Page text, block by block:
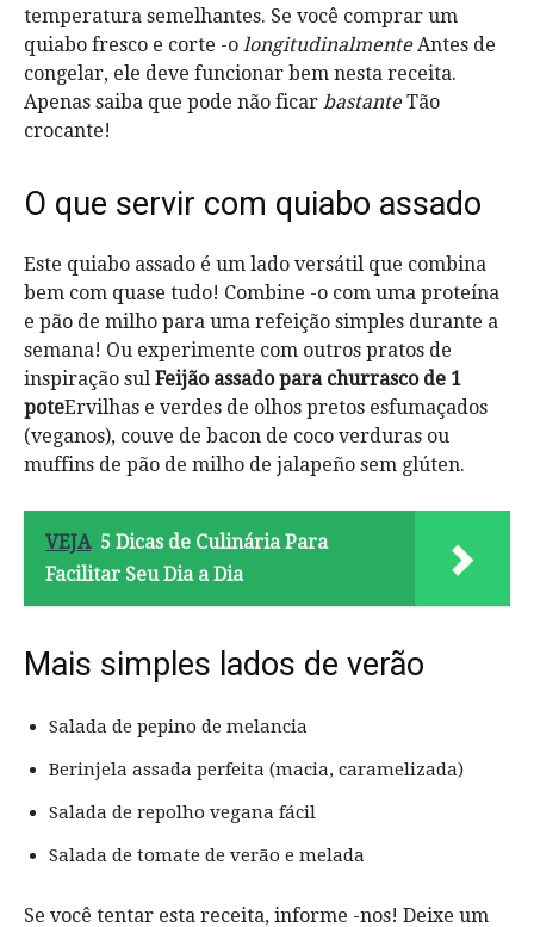
temperatura semelhantes. Se você comprar um
quiabo fresco e corte -o longitudinalmenteAntes de
congelar, ele deve funcionar bem nesta receita.
Apenas saiba que pode não ficar bastanteTão
crocante!
O que servir com quiabo assado
Este quiabo assado é um lado versátil que combina
bem com quase tudo! Combine -o com uma proteína
e pão de milho para uma refeição simples durante a
semana! Ou experimente com outros pratos de
inspiração sul Feijão assado para churrasco de 1
poteErvilhas e verdes de olhos pretos esfumaçados
(veganos), couve de bacon de coco verduras ou
muffins de pão de milho de jalapeño sem glúten.
VEJA 5 Dicas de Culinária Para
Facilitar Seu Dia a Dia
Mais simples lados de verão
Salada de pepino de melancia
Berinjela assada perfeita (macia, caramelizada)
Salada de repolho vegana fácil
Salada de tomate de verão e melada
Se você tentar esta receita, informe -nos! Deixe um